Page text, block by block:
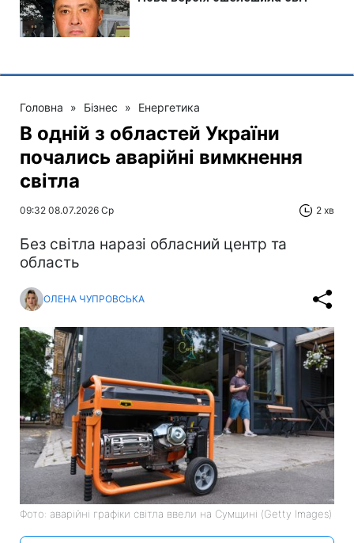
Головна » Бізнес » Енергетика
В одній з областей України
почались аварійні вимкнення
світла
09:32 08.07.2026 Ср 2 хв
Без світла наразі обласний центр та
область
ОЛЕНА ЧУПРОВСЬКА
Фото: аварійні графіки світла ввели на Сумщині (Getty Images)